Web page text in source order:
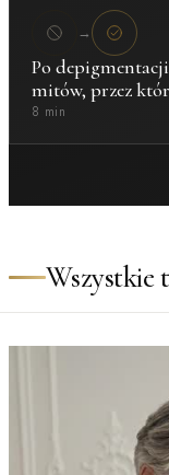
→
Po
mitów, przez
8 min
Wszystkie